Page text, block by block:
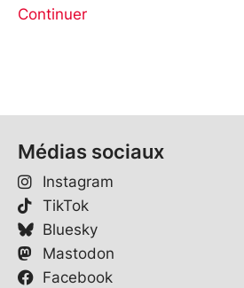
Continuer
Médias sociaux
Instagram
TikTok
Bluesky
Mastodon
Facebook